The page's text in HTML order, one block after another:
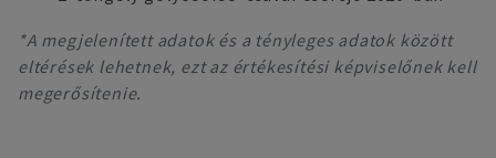
*A megjelenített adatok és a tényleges adatok között
eltérések lehetnek, ezt az értékesítési képviselőnek kell
megerősítenie.